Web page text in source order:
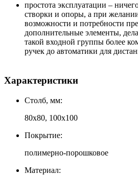
простота эксплуатации –
створки и опоры, а при
возможности и потребности
дополнительные элементы,
такой входной группы более
ручек до автоматики для
Характеристики
Столб, мм:
80х80, 100х100
Покрытие:
полимерно-порошковое
Материал: